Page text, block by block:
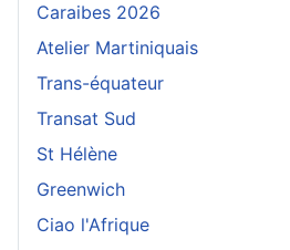
Caraibes 2026
Atelier Martiniquais
Trans-équateur
Transat Sud
St Hélène
Greenwich
Ciao l'Afrique